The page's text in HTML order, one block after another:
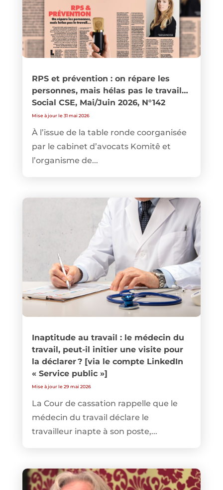
RPS et prévention : on répare les
personnes, mais hélas pas le travail…
Social CSE, Mai/Juin 2026, N°142
Mise à jour le 31 mai 2026
À l’issue de la table ronde coorganisée
par le cabinet d’avocats Komitê et
l’organisme de...
Inaptitude au travail : le médecin du
travail, peut-il initier une visite pour
la déclarer ? [via le compte LinkedIn
« Service public »]
Mise à jour le 29 mai 2026
La Cour de cassation rappelle que le
médecin du travail déclare le
travailleur inapte à son poste,...